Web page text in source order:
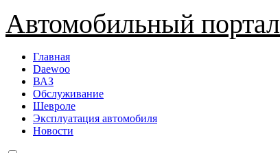
Автомобильный портал
Главная
Daewoo
ВАЗ
Обслуживание
Шевроле
Эксплуатация автомобиля
Новости